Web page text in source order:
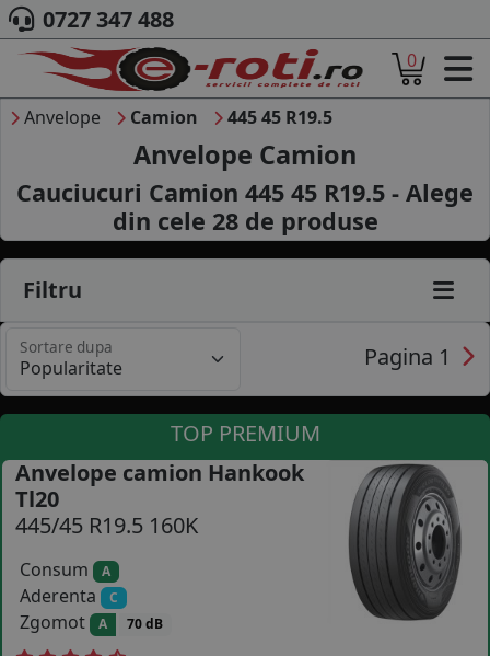
ACASA
DESPRE NOI
ANVELOPE
AUTO
CAMION
MOTO
AGROINDUSTRIALE
MARCA AUTO
B2B - COLABORARE COMPANII
CONTACT
COS (0 PRODUSE
0727 347 488
0
Anvelope Camion 445 45 R19.5
Anvelope Camion
Cauciucuri Camion 445 45 R19.5 - Alege
din cele 28de produse
Filtru
Sortare dupa Pagina 1
TOP PREMIUM
Anvelope camion Hankook
Tl20
445/45 R19.5 160K
Consum A
Aderenta C
Zgomot A 70 dB